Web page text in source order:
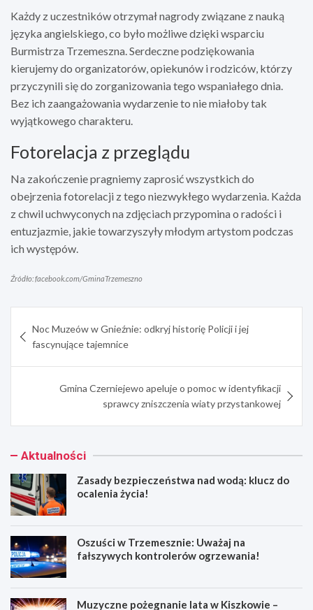
Każdy z uczestników otrzymał nagrody związane z nauką
języka angielskiego, co było możliwe dzięki wsparciu
Burmistrza Trzemeszna. Serdeczne podziękowania
kierujemy do organizatorów, opiekunów i rodziców, którzy
przyczynili się do zorganizowania tego wspaniałego dnia.
Bez ich zaangażowania wydarzenie to nie miałoby tak
wyjątkowego charakteru.
Fotorelacja z przeglądu
Na zakończenie pragniemy zaprosić wszystkich do
obejrzenia fotorelacji z tego niezwykłego wydarzenia. Każda
z chwil uchwyconych na zdjęciach przypomina o radości i
entuzjazmie, jakie towarzyszyły młodym artystom podczas
ich występów.
Źródło: facebook.com/GminaTrzemeszno
wpisu
Noc Muzeów w Gnieźnie: odkryj historię Policji i jej
fascynujące tajemnice
Gmina Czerniejewo apeluje o pomoc w identyfikacji
sprawcy zniszczenia wiaty przystankowej
Aktualności
Zasady bezpieczeństwa nad wodą: klucz do
ocalenia życia!
Oszuści w Trzemesznie: Uważaj na
fałszywych kontrolerów ogrzewania!
Muzyczne pożegnanie lata w Kiszkowie –